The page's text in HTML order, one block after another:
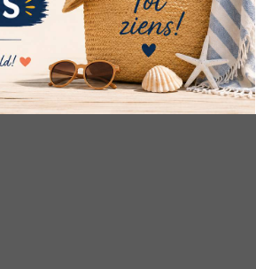
182691
6035301826916